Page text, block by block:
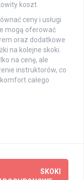
koszt.
ceny i usługi
mogą oferować
oraz dodatkowe
na kolejne skoki.
na cenę, ale
instruktorów, co
całego
SKOKI